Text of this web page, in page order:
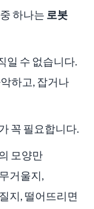
하나는 로봇
일 수 없습니다.
하고, 잡거나
꼭 필요합니다.
모양만
거울지,
지, 떨어뜨리면